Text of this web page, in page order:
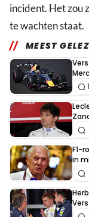
incident. Het zou
te wachten staat.
MEEST
F1-
in